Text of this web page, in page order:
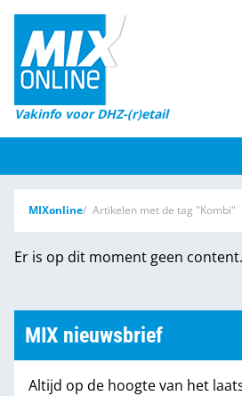
Vakinfo voor DHZ-(r)etail
Home
Magazines
DHZ Sessie
Marktcijfers
Word abonnee
MIXonline Artikelen met de tag "Kombi"
Er is op dit moment geen content.
MIX nieuwsbrief
Altijd op de hoogte van het